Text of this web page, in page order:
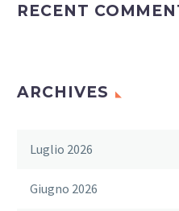
RECENT
ARCHIVES
Luglio 2026
Giugno 2026